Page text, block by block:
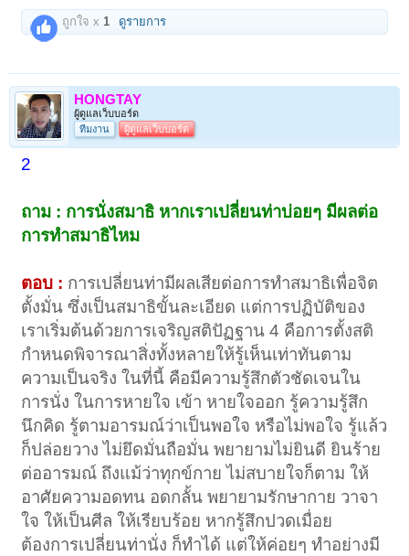
ถูกใจ x 1 ดูรายการ
HONGTAY
ผู้ดูแลเว็บบอร์ด
ทีมงาน
ผู้ดูแลเว็บบอร์ด
2
ถาม : การนั่งสมาธิ หากเราเปลี่ยนท่าบ่อยๆ มีผลต่อ
การทำสมาธิไหม
ตอบ : การเปลี่ยนท่ามีผลเสียต่อการทำสมาธิเพื่อจิต
ตั้งมั่น ซึ่งเป็นสมาธิขั้นละเอียด แต่การปฏิบัติของ
เราเริ่มต้นด้วยการเจริญสติปัฏฐาน 4 คือการตั้งสติ
กำหนดพิจารณาสิ่งทั้งหลายให้รู้เห็นเท่าทันตาม
ความเป็นจริง ในที่นี้ คือมีความรู้สึกตัวชัดเจนใน
การนั่ง ในการหายใจ เข้า หายใจออก รู้ความรู้สึก
นึกคิด รู้ตามอารมณ์ว่าเป็นพอใจ หรือไม่พอใจ รู้แล้ว
ก็ปล่อยวาง ไม่ยึดมั่นถือมั่น พยายามไม่ยินดี ยินร้าย
ต่ออารมณ์ ถึงแม้ว่าทุกข์กาย ไม่สบายใจก็ตาม ให้
อาศัยความอดทน อดกลั้น พยายามรักษากาย วาจา
ใจ ให้เป็นศีล ให้เรียบร้อย หากรู้สึกปวดเมื่อย
ต้องการเปลี่ยนท่านั่ง ก็ทำได้ แต่ให้ค่อยๆ ทำอย่างมี